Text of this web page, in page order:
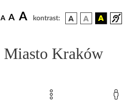
A A A kontrast:
Miasto Kraków